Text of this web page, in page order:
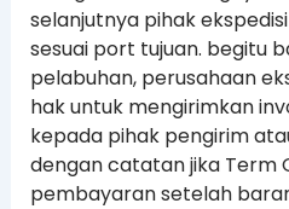
selanjutnya pihak
sesuai port tujuan. begitu
pelabuhan, perusahaan
hak untuk mengirimkan
kepada pihak pengirim
dengan catatan jika Term
pembayaran setelah